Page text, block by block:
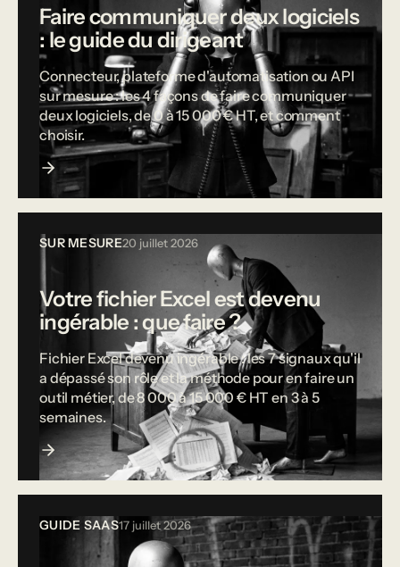
Faire communiquer deux logiciels
: le guide du dirigeant
Connecteur, plateforme d'automatisation ou API
sur mesure : les 4 façons de faire communiquer
deux logiciels, de 0 à 15 000 € HT, et comment
choisir.
SUR MESURE20 juillet 2026
Votre fichier Excel est devenu
ingérable : que faire ?
Fichier Excel devenu ingérable : les 7 signaux qu'il
a dépassé son rôle et la méthode pour en faire un
outil métier, de 8 000 à 15 000 € HT en 3 à 5
semaines.
GUIDE SAAS17 juillet 2026